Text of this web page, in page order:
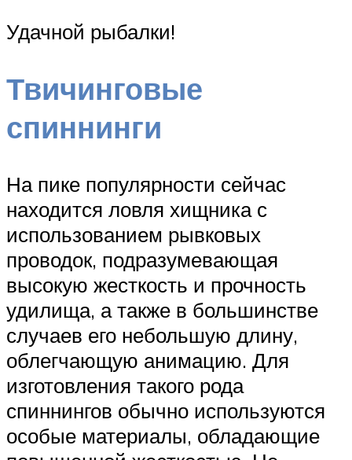
Удачной рыбалки!
Твичинговые
спиннинги
На пике популярности сейчас
находится ловля хищника с
использованием рывковых
проводок, подразумевающая
высокую жесткость и прочность
удилища, а также в большинстве
случаев его небольшую длину,
облегчающую анимацию. Для
изготовления такого рода
спиннингов обычно используются
особые материалы, обладающие